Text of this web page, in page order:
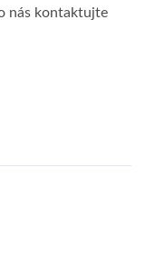
nás kontaktujte